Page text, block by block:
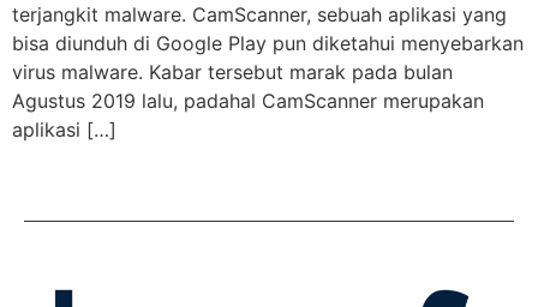
terjangkit malware. CamScanner, sebuah aplikasi yang
bisa diunduh di Google Play pun diketahui menyebarkan
virus malware. Kabar tersebut marak pada bulan
Agustus 2019 lalu, padahal CamScanner merupakan
aplikasi […]